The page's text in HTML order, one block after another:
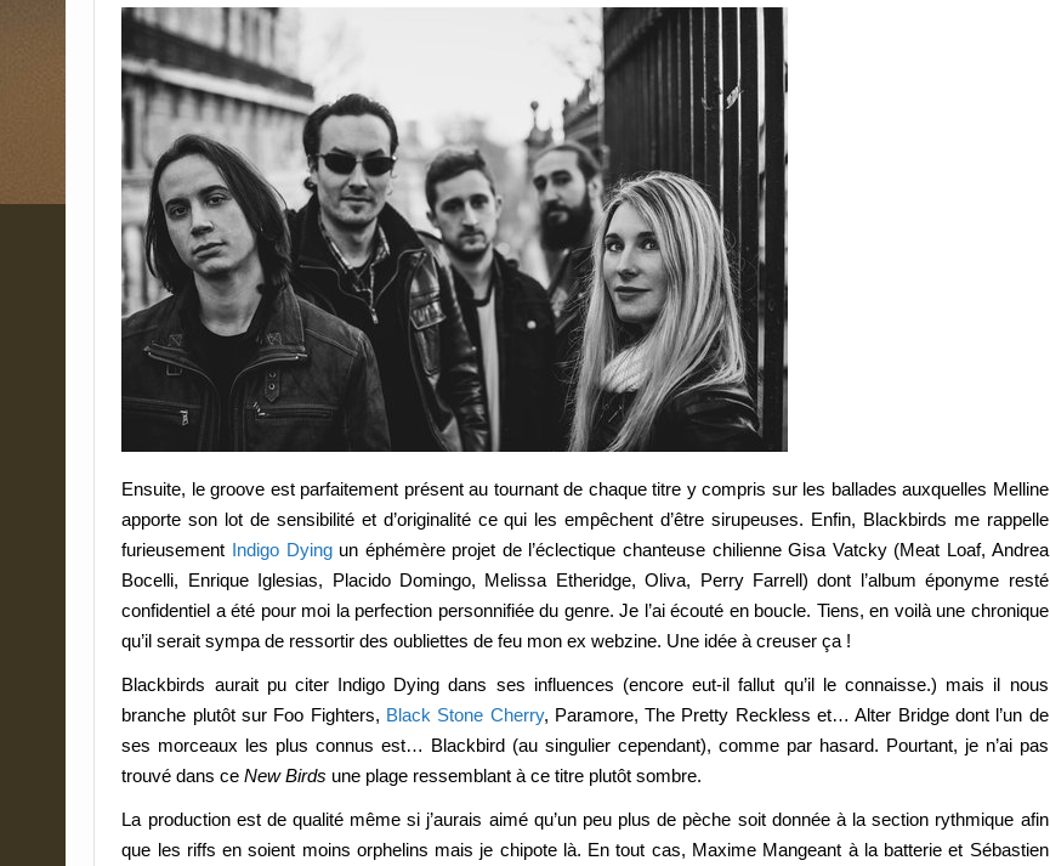
Ensuite, le groove est parfaitement présent au tournant de chaque titre y compris sur les ballades auxquelles Melline
apporte son lot de sensibilité et d’originalité ce qui les empêchent d’être sirupeuses. Enfin, Blackbirds me rappelle
furieusement Indigo Dyingun éphémère projet de l’éclectique chanteuse chilienne Gisa Vatcky (Meat Loaf, Andrea
Bocelli, Enrique Iglesias, Placido Domingo, Melissa Etheridge, Oliva, Perry Farrell) dont l’album éponyme resté
confidentiel a été pour moi la perfection personnifiée du genre. Je l’ai écouté en boucle. Tiens, en voilà une chronique
qu’il serait sympa de ressortir des oubliettes de feu mon ex webzine. Une idée à creuser ça !
Blackbirds aurait pu citer Indigo Dying dans ses influences (encore eut-il fallut qu’il le connaisse.) mais il nous
branche plutôt sur Foo Fighters, Black Stone Cherry, Paramore, The Pretty Reckless et… Alter Bridge dont l’un de
ses morceaux les plus connus est… Blackbird (au singulier cependant), comme par hasard. Pourtant, je n’ai pas
trouvé dans ceNew Birds une plage ressemblant à ce titre plutôt sombre.
La production est de qualité même si j’aurais aimé qu’un peu plus de pèche soit donnée à la section rythmique afin
que les riffs en soient moins orphelins mais je chipote là. En tout cas, Maxime Mangeant à la batterie et Sébastien